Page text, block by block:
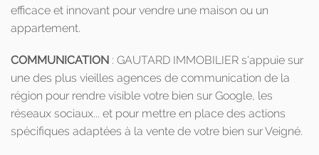
efficace et innovant pour vendre une maison ou un
appartement.
COMMUNICATION : GAUTARD IMMOBILIER s'appuie sur
une des plus vieilles agences de communication de la
région pour rendre visible votre bien sur Google, les
réseaux sociaux... et pour mettre en place des actions
spécifiques adaptées à la vente de votre bien sur Veigné.